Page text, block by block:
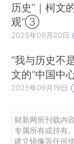
历史”｜柯文
观”③
2025年09月20日
“我与历史不
文的“中国中
2025年09月19日
财新网所刊载内
专属所有或持有
建立镜像等任何使